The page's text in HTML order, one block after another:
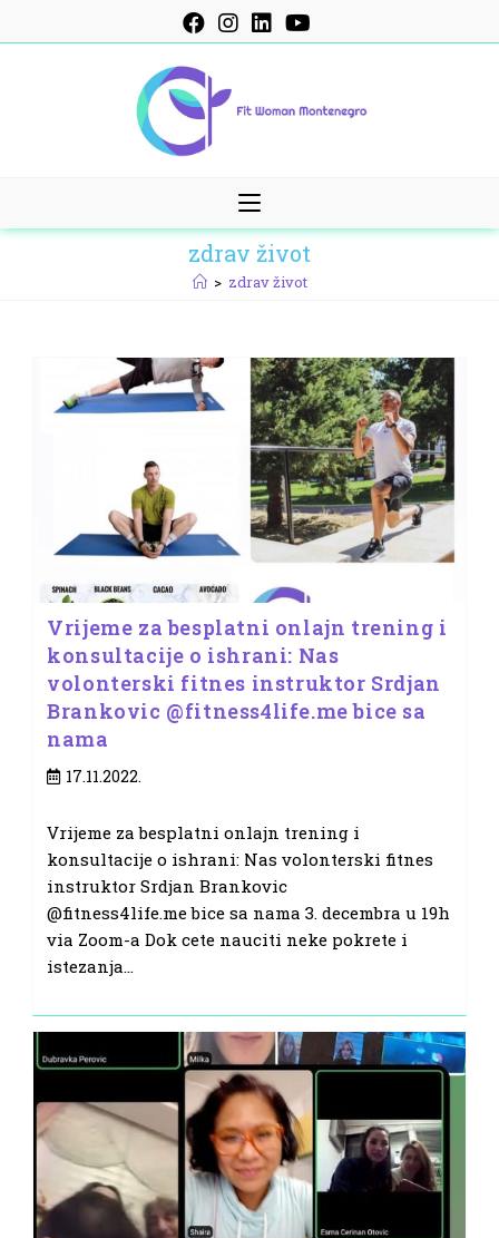
to
zdrav život
> zdrav život
Vrijeme za besplatni onlajn trening i
konsultacije o ishrani: Nas
volonterski fitnes instruktor Srdjan
Brankovic @fitness4life.me bice sa
nama
Post
17.11.2022.
Vrijeme za besplatni onlajn trening i
konsultacije o ishrani: Nas volonterski fitnes
instruktor Srdjan Brankovic
@fitness4life.me bice sa nama 3. decembra u 19h
via Zoom-a Dok cete nauciti neke pokrete i
istezanja…